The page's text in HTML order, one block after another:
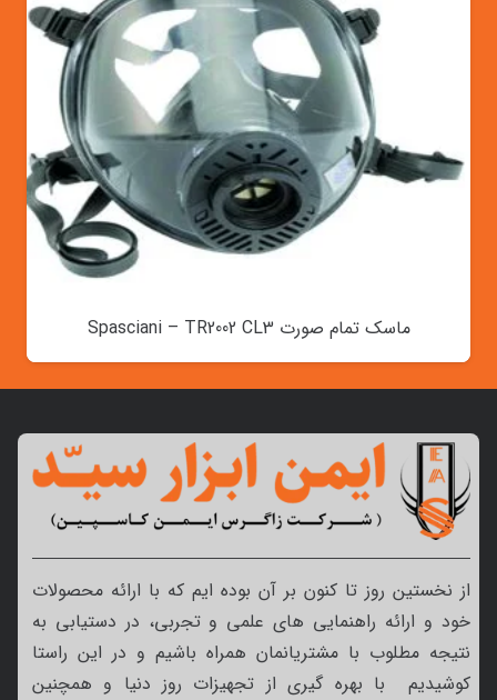
ماسک تمام صورت Spasciani – TR2002 CL3
از نخستین روز تا کنون بر آن بوده ایم که با ارائه محصولات
خود و ارائه راهنمایی های علمی و تجربی، در دستیابی به
نتیجه مطلوب با مشتریانمان همراه باشیم و در این راستا
کوشیدیم با بهره گیری از تجهیزات روز دنیا و همچنین